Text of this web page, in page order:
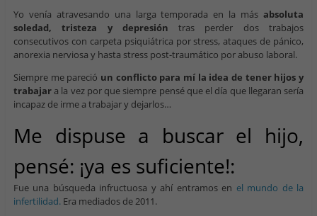
Yo venía atravesando una larga temporada en la másabsoluta
soledad, tristeza y depresión tras perder dos trabajos
consecutivos con carpeta psiquiátrica por stress, ataques de pánico,
anorexia nerviosa y hasta stress post-traumático por abuso laboral.
Siempre me pareció un conflicto para mí la idea de tener hijos y
trabajara la vez por que siempre pensé que el día que llegaran sería
incapaz de irme a trabajar y dejarlos…
Me dispuse a buscar el hijo,
pensé: ¡ya es suficiente!:
Fue una búsqueda infructuosa y ahí entramos en el mundo de la
infertilidad.Era mediados de 2011.